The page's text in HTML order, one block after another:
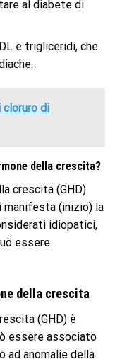
al diabete di
e trigliceridi, che
cloruro di
della crescita?
crescita (GHD)
manifesta (inizio) la
idiopatici,
essere
della crescita
(GHD) è
essere associato
ad anomalie della